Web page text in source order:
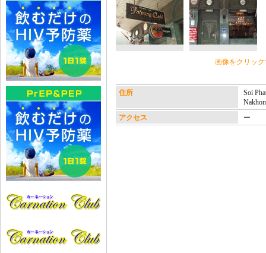
画像をクリッ
住所
Soi
アクセス
ー